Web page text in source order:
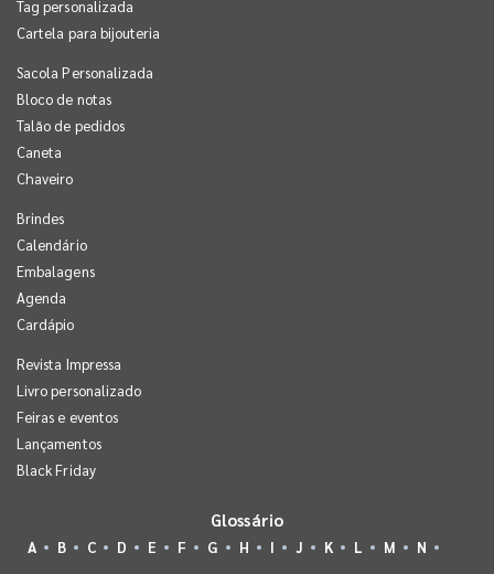
Tag personalizada
Cartela para bijouteria
Sacola Personalizada
Bloco de notas
Talão de pedidos
Caneta
Chaveiro
Brindes
Calendário
Embalagens
Agenda
Cardápio
Revista Impressa
Livro personalizado
Feiras e eventos
Lançamentos
Black Friday
Glossário
A B C D E F G H I J K L M
N